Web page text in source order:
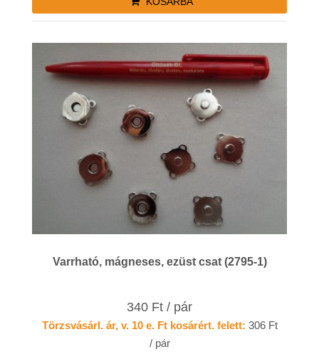
Varrható, mágneses, ezüst csat (2795-1)
340 Ft / pár
Törzsvásárl. ár, v. 10 e. Ft kosárért. felett: 306 Ft
/ pár